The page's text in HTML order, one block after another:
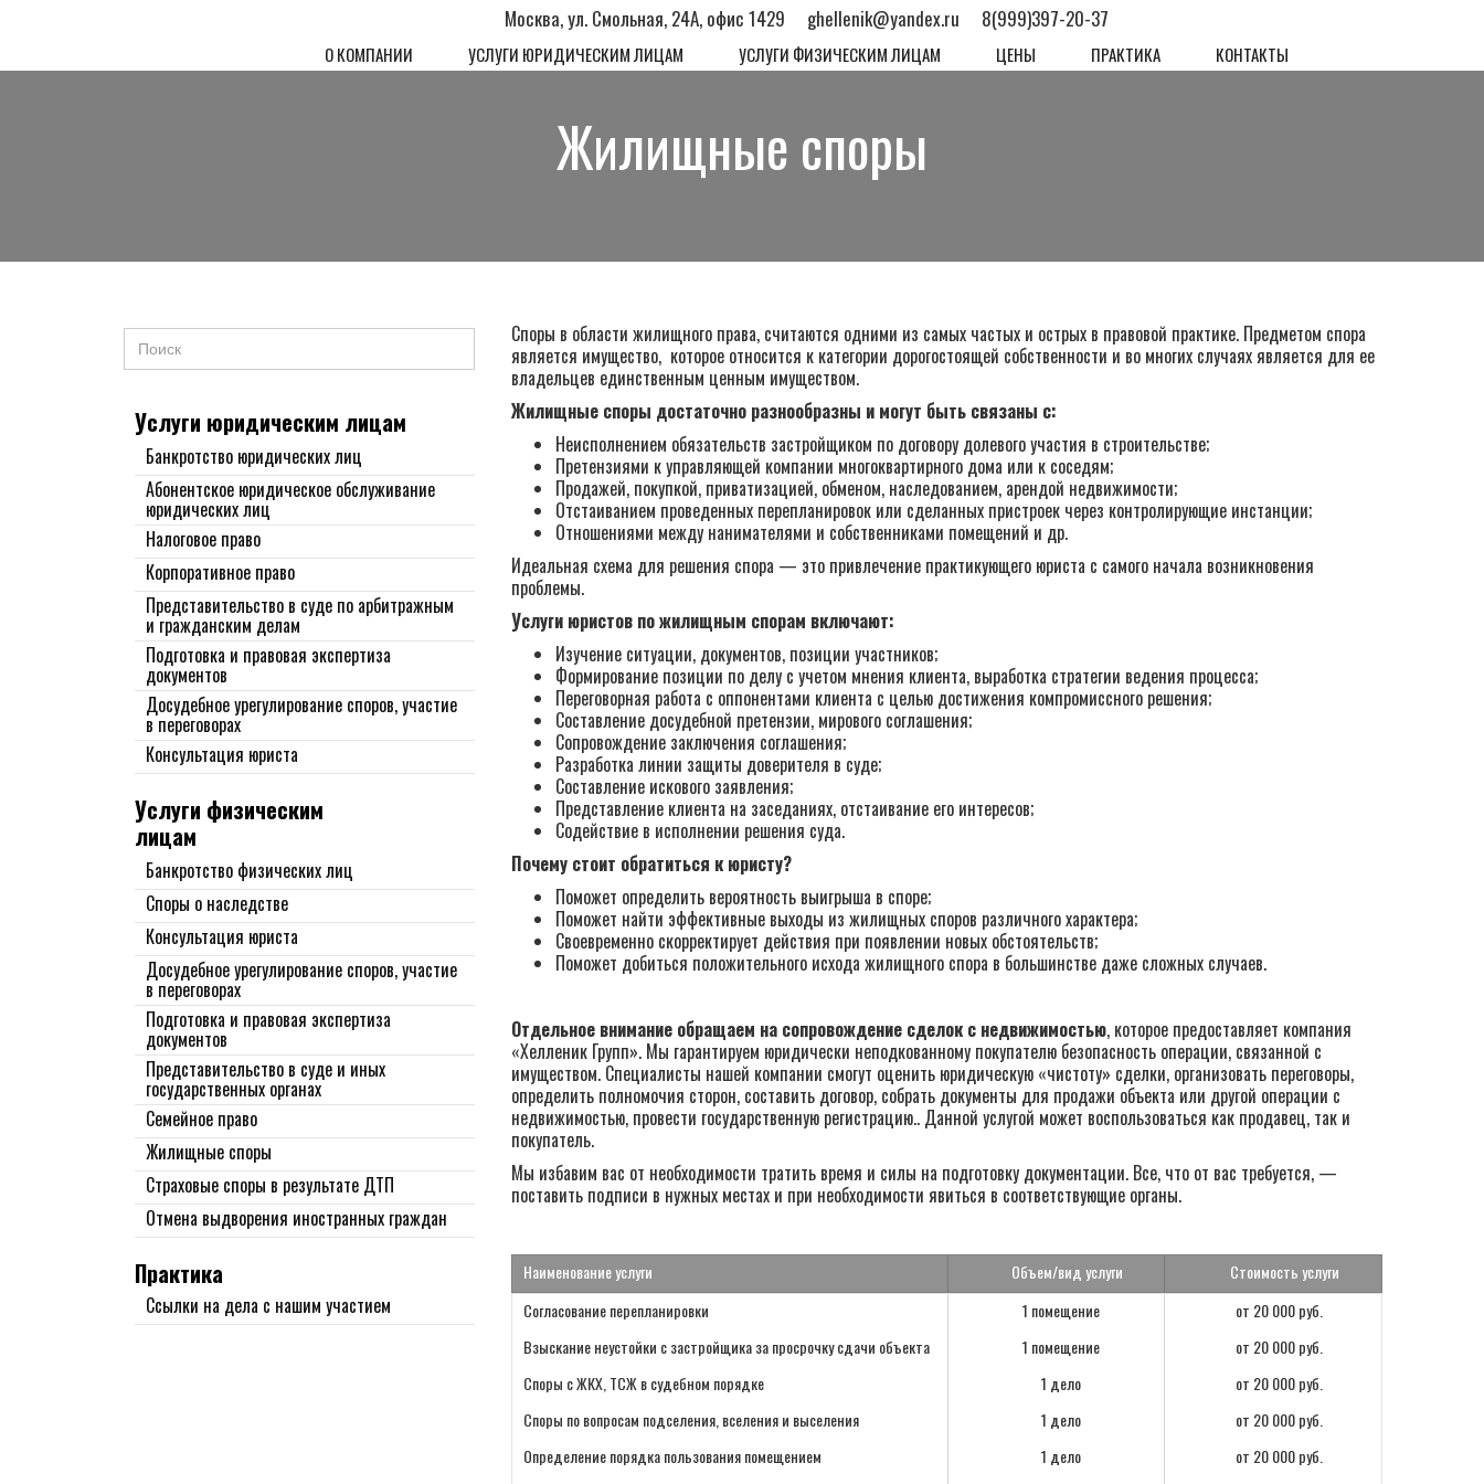
Москва, ул. Смольная, 24А, офис 1429 ghellenik@yandex.ru 8(999)397-20-37
О КОМПАНИИ УСЛУГИ ЮРИДИЧЕСКИМ ЛИЦАМ УСЛУГИ ФИЗИЧЕСКИМ ЛИЦАМ ЦЕНЫ ПРАКТИКА КОНТАКТЫ
Жилищные споры
Услуги юридическим лицам
Банкротство юридических лиц
Абонентское юридическое обслуживание
юридических лиц
Налоговое право
Корпоративное право
Представительство в суде по арбитражным
и гражданским делам
Подготовка и правовая экспертиза
документов
Досудебное урегулирование споров, участие
в переговорах
Консультация юриста
Услуги физическим
лицам
Банкротство физических лиц
Споры о наследстве
Консультация юриста
Досудебное урегулирование споров, участие
в переговорах
Подготовка и правовая экспертиза
документов
Представительство в суде и иных
государственных органах
Семейное право
Жилищные споры
Страховые споры в результате ДТП
Отмена выдворения иностранных граждан
Практика
Ссылки на дела с нашим участием
Споры в области жилищного права, считаются одними из самых частых и острых в правовой практике. Предметом спора
является имущество, которое относится к категории дорогостоящей собственности и во многих случаях является для ее
владельцев единственным ценным имуществом.
Жилищные споры достаточно разнообразны и могут быть связаны с:
Неисполнением обязательств застройщиком по договору долевого участия в строительстве;
Претензиями к управляющей компании многоквартирного дома или к соседям;
Продажей, покупкой, приватизацией, обменом, наследованием, арендой недвижимости;
Отстаиванием проведенных перепланировок или сделанных пристроек через контролирующие инстанции;
Отношениями между нанимателями и собственниками помещений и др.
Идеальная схема для решения спора — это привлечение практикующего юриста с самого начала возникновения
проблемы.
Услуги юристов по жилищным спорам включают:
Изучение ситуации, документов, позиции участников;
Формирование позиции по делу с учетом мнения клиента, выработка стратегии ведения процесса;
Переговорная работа с оппонентами клиента с целью достижения компромиссного решения;
Составление досудебной претензии, мирового соглашения;
Сопровождение заключения соглашения;
Разработка линии защиты доверителя в суде;
Составление искового заявления;
Представление клиента на заседаниях, отстаивание его интересов;
Содействие в исполнении решения суда.
Почему стоит обратиться к юристу?
Поможет определить вероятность выигрыша в споре;
Поможет найти эффективные выходы из жилищных споров различного характера;
Своевременно скорректирует действия при появлении новых обстоятельств;
Поможет добиться положительного исхода жилищного спора в большинстве даже сложных случаев.
Отдельное внимание обращаем на сопровождение сделок с недвижимостью, которое предоставляет компания
«Хелленик Групп». Мы гарантируем юридически неподкованному покупателю безопасность операции, связанной с
имуществом. Специалисты нашей компании смогут оценить юридическую «чистоту» сделки, организовать переговоры,
определить полномочия сторон, составить договор, собрать документы для продажи объекта или другой операции с
недвижимостью, провести государственную регистрацию.. Данной услугой может воспользоваться как продавец, так и
покупатель.
Мы избавим вас от необходимости тратить время и силы на подготовку документации. Все, что от вас требуется, —
поставить подписи в нужных местах и при необходимости явиться в соответствующие органы.
Наименование услуги Объем/вид услуги
Стоимость услуги
Согласование перепланировки
1 помещение
от 20 000 руб.
Взыскание неустойки с застройщика за просрочку сдачи объекта
1 помещение
от 20 000 руб.
Споры с ЖКХ, ТСЖ в судебном порядке
1 дело
от 20 000 руб.
Споры по вопросам подселения, вселения и выселения
1 дело
от 20 000 руб.
Определение порядка пользования помещением
1 дело
от 20 000 руб.